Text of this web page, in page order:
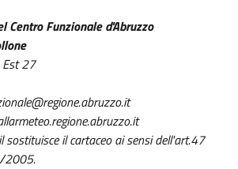
Centro Funzionale d'Abruzzo
Est 27
sostituisce il cartaceo ai sensi dell'art.47
2005.